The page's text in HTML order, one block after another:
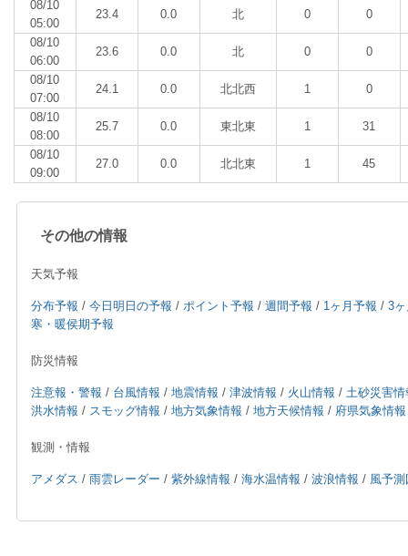
08/10
05:00
23.4 0.0 北 0 0
08/10
06:00
23.6 0.0 北 0 0
08/10
07:00
24.1 0.0 北北西 1 0
08/10
08:00
25.7 0.0 東北東 1 31
08/10
09:00
27.0 0.0 北北東 1 45
その他の情報
天気予報
分布予報 / 今日明日の予報 / ポイント予報 / 週間予報 / 1ヶ月予報 / 3
寒・暖侯期予報
防災情報
注意報・警報 / 台風情報 / 地震情報 / 津波情報 / 火山情報 / 土砂災害情
洪水情報 / スモッグ情報 / 地方気象情報 / 地方天候情報 / 府県気象情報
観測・情報
アメダス / 雨雲レーダー / 紫外線情報 / 海水温情報 / 波浪情報 / 風予測